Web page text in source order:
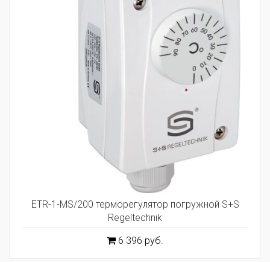
ETR-1-MS/200 терморегулятор погружной S+S
Regeltechnik
6 396 руб.